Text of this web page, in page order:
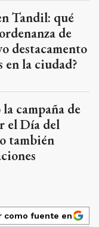
Tandil: qué
de
destacamento
en la ciudad?
campaña de
el Día del
también
como fuente en